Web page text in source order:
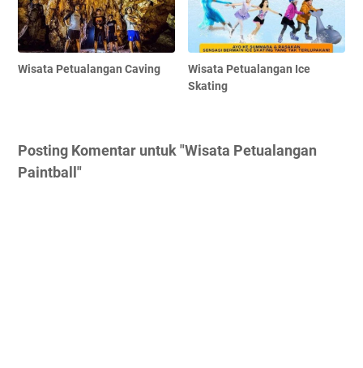
Wisata Petualangan Caving
Wisata Petualangan Ice
Skating
Posting Komentar untuk "Wisata Petualangan
Paintball"